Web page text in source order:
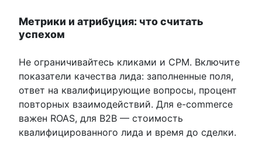
Метрики и атрибуция: что считать
успехом
Не ограничивайтесь кликами и CPM. Включите
показатели качества лида: заполненные поля,
ответ на квалифицирующие вопросы, процент
повторных взаимодействий. Для e-commerce
важен ROAS, для B2B — стоимость
квалифицированного лида и время до сделки.